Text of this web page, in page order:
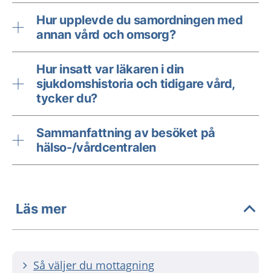
Hur upplevde du samordningen med
annan vård och omsorg?
Hur insatt var läkaren i din
sjukdomshistoria och tidigare vård,
tycker du?
Sammanfattning av besöket på
hälso-/vårdcentralen
Läs mer
Så väljer du mottagning